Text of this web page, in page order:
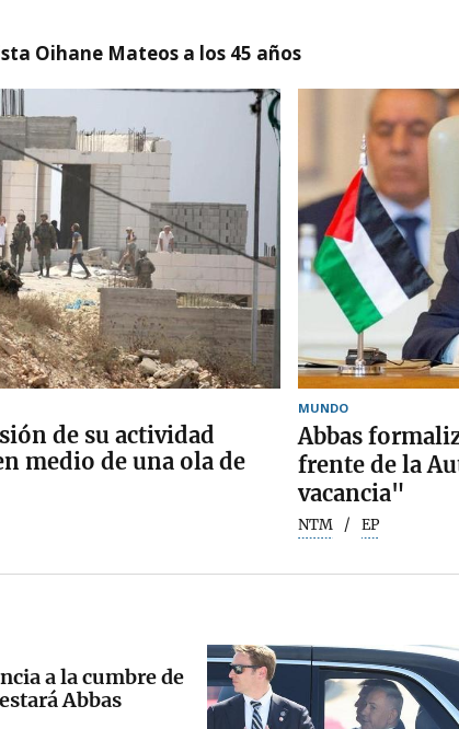
Oihane Mateos a los 45 años
de su actividad
medio de una ola de
MUNDO
Abbas
frente de la
vacancia"
NTM EP
a la cumbre de
Abbas